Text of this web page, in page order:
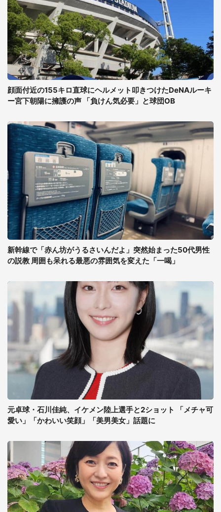
顔面付近の155キロ直球にヘルメット叩きつけたDeNAルーキ
ー宮下朝陽に擁護の声 「負けん気必要」と球団OB
新幹線で「赤ん坊がうるさいんだよ」突然始まった50代男性
の説教 周囲も呆れる最悪の雰囲気を変えた「一喝」
元卓球・石川佳純、イケメン陸上選手と2ショット 「メチャ可
愛い」「かわいい笑顔」「美男美女」話題に